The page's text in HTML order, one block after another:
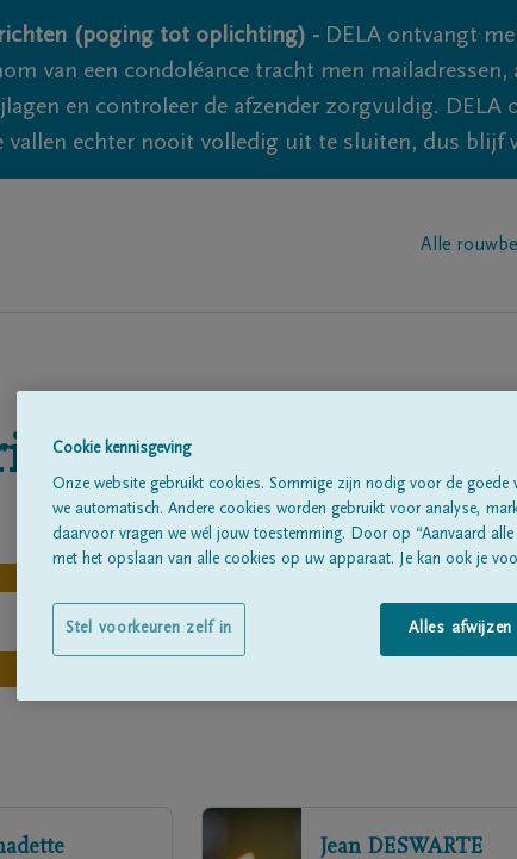
(poging tot oplichting) - DELA ontvangt
van een condoléance tracht men
en controleer de afzender zorgvuldig.
echter nooit volledig uit te sluiten, dus blijf
Alle
in
Jean DESWARTE
Cookie kennisgeving
Onze website gebruikt cookies. Sommige zijn nodig voor de goede
we automatisch. Andere cookies worden gebruikt voor analyse,
daarvoor vragen we wél jouw toestemming. Door op “Aanvaard
met het opslaan van alle cookies op uw apparaat. Je kan ook je
Alles afwijzen
Stel voorkeuren zelf in